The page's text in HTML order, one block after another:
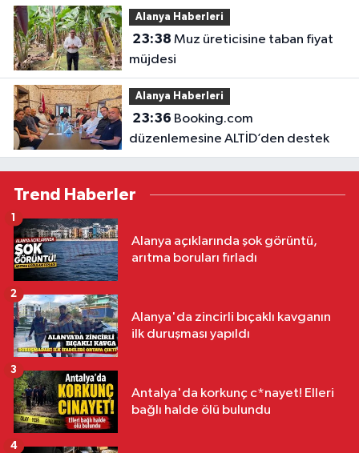
Alanya Haberleri
23:38
müjdesi
Alanya Haberleri
23:36
düzenlemesine ALTİD’den destek
Trend Haberler
Alanya açıklarında şok görüntü,
arıtma boruları fırladı
1
Alanya'da zincirli bıçaklı kavganın
ilk duruşması yapıldı
2
Antalya'da korkunç c*nayet! Elleri
bağlı halde ölü bulundu
3
4